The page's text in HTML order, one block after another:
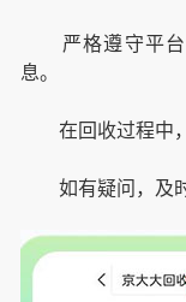
严格遵守平台
息。
在回收过程中，
如有疑问，及时